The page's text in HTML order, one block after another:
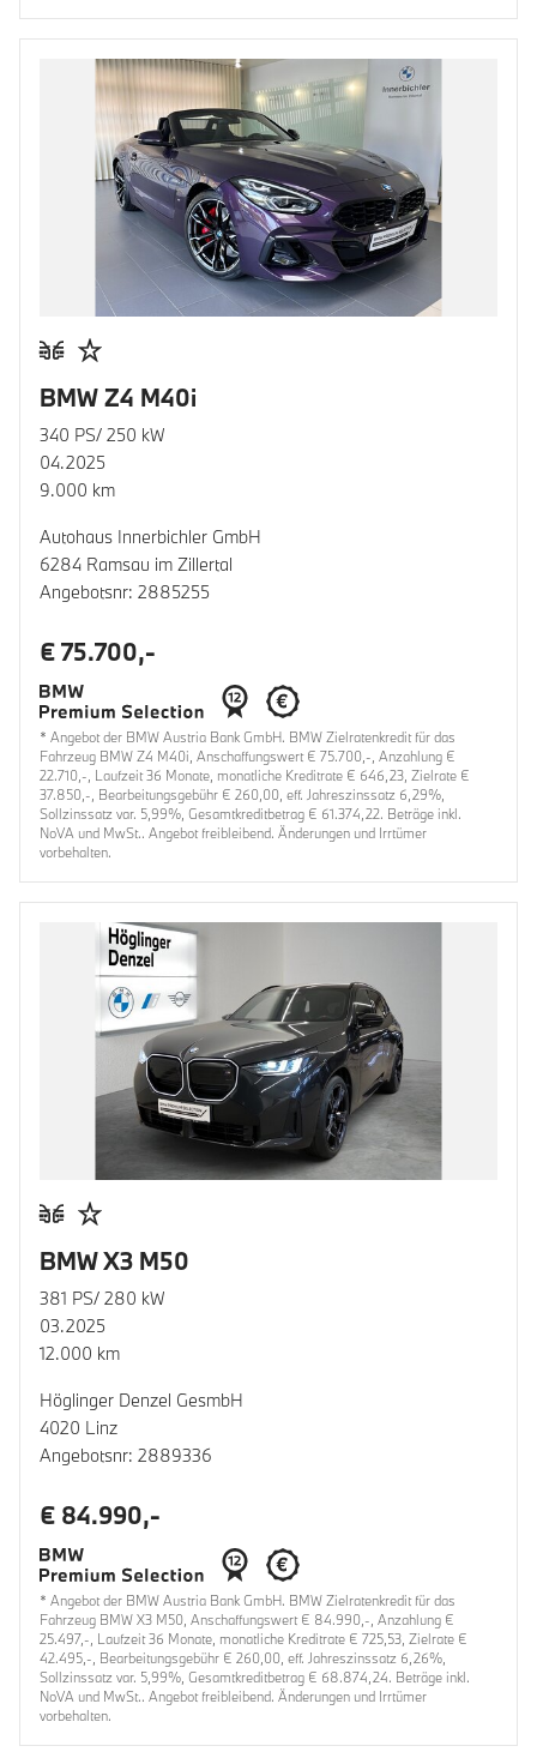
BMW Z4 M40i
340 PS/ 250 kW
04.2025
9.000 km
Autohaus Innerbichler GmbH
6284 Ramsau im Zillertal
Angebotsnr: 2885255
€ 75.700,-
* Angebot der BMW Austria Bank GmbH. BMW Zielratenkredit für das
Fahrzeug BMW Z4 M40i, Anschaffungswert € 75.700,-, Anzahlung €
22.710,-, Laufzeit 36 Monate, monatliche Kreditrate € 646,23, Zielrate €
37.850,-, Bearbeitungsgebühr € 260,00, eff. Jahreszinssatz 6,29%,
Sollzinssatz var. 5,99%, Gesamtkreditbetrag € 61.374,22. Beträge inkl.
NoVA und MwSt.. Angebot freibleibend. Änderungen und Irrtümer
vorbehalten.
BMW X3 M50
381 PS/ 280 kW
03.2025
12.000 km
Höglinger Denzel GesmbH
4020 Linz
Angebotsnr: 2889336
€ 84.990,-
* Angebot der BMW Austria Bank GmbH. BMW Zielratenkredit für das
Fahrzeug BMW X3 M50, Anschaffungswert € 84.990,-, Anzahlung €
25.497,-, Laufzeit 36 Monate, monatliche Kreditrate € 725,53, Zielrate €
42.495,-, Bearbeitungsgebühr € 260,00, eff. Jahreszinssatz 6,26%,
Sollzinssatz var. 5,99%, Gesamtkreditbetrag € 68.874,24. Beträge inkl.
NoVA und MwSt.. Angebot freibleibend. Änderungen und Irrtümer
vorbehalten.